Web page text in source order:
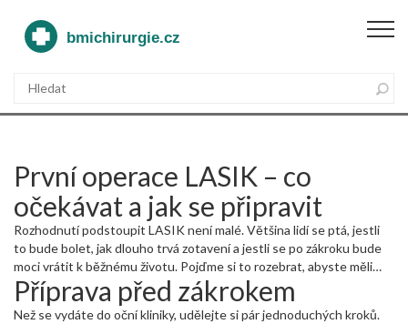
První operace LASIK – co
očekávat a jak se připravit
Rozhodnutí podstoupit LASIK není malé. Většina lidí se ptá, jestli
to bude bolet, jak dlouho trvá zotavení a jestli se po zákroku bude
moci vrátit k běžnému životu. Pojďme si to rozebrat, abyste měli
jasno a necítili se ztraceni.
Příprava před zákrokem
Než se vydáte do oční kliniky, udělejte si pár jednoduchých kroků.